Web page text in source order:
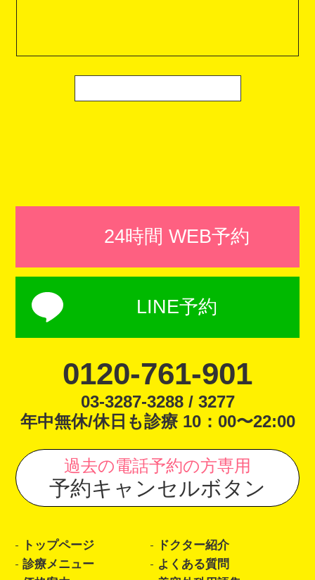
24時間 WEB予約
LINE予約
0120-761-901
03-3287-3288 / 3277
年中無休/休日も診療 10：00〜22:00
過去の電話予約の方専用
予約キャンセルボタン
トップページ
ドクター紹介
診療メニュー
よくある質問